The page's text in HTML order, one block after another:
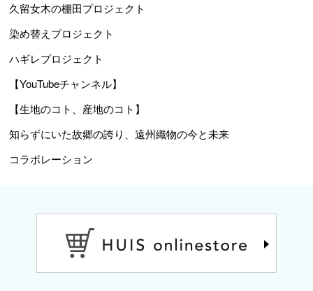
久留女木の棚田プロジェクト
染め替えプロジェクト
ハギレプロジェクト
【YouTubeチャンネル】
【生地のコト、産地のコト】
知らずにいた故郷の誇り、遠州織物の今と未来
コラボレーション